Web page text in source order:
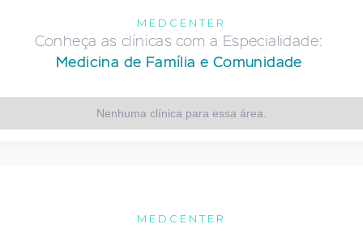
MEDCENTER
Conheça as clínicas com a Especialidade:
Medicina de Família e Comunidade
Nenhuma clínica para essa área.
MEDCENTER